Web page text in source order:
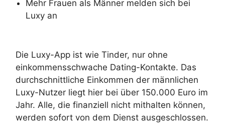
Mehr Frauen als Männer melden sich bei
Luxy an
Die Luxy-App ist wie Tinder, nur ohne
einkommensschwache Dating-Kontakte. Das
durchschnittliche Einkommen der männlichen
Luxy-Nutzer liegt hier bei über 150.000 Euro im
Jahr. Alle, die finanziell nicht mithalten können,
werden sofort von dem Dienst ausgeschlossen.